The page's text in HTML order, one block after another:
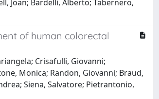
Joan; Bardelli, Alberto; Tabernero,
of human colorectal
Crisafulli, Giovanni;
Monica; Randon, Giovanni; Braud,
Siena, Salvatore; Pietrantonio,